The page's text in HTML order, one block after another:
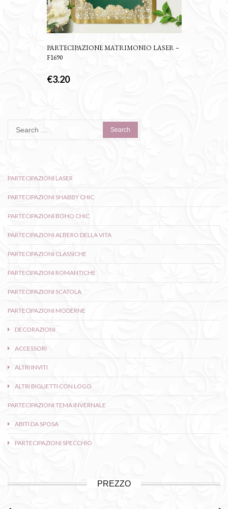
PARTECIPAZIONE MATRIMONIO LASER –
F1690
€3.20
for:
PARTECIPAZIONI LASER
PARTECIPAZIONI SHABBY CHIC
PARTECIPAZIONI BOHO CHIC
PARTECIPAZIONI ALBERO DELLA VITA
PARTECIPAZIONI CLASSICHE
PARTECIPAZIONI ROMANTICHE
PARTECIPAZIONI SCATOLA
PARTECIPAZIONI MODERNE
DECORAZIONI
ACCESSORI
ALTRI INVITI
ALTRI BIGLIETTI CON LOGO
PARTECIPAZIONI TEMA INVERNALE
ABITI DA SPOSA
PARTECIPAZIONI SPECCHIO
PREZZO